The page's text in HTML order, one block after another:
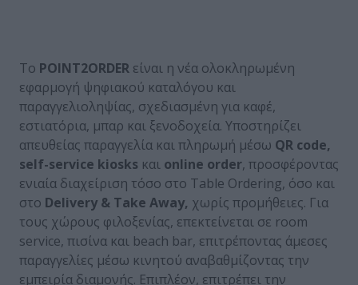
Το POINT2ORDER είναι η νέα ολοκληρωμένη
εφαρμογή ψηφιακού καταλόγου και
παραγγελιοληψίας, σχεδιασμένη για καφέ,
εστιατόρια, μπαρ και ξενοδοχεία. Υποστηρίζει
απευθείας παραγγελία και πληρωμή μέσω QR code,
self-service kiosks και online order, προσφέροντας
ενιαία διαχείριση τόσο στο Table Ordering, όσο και
στο Delivery & Take Away, χωρίς προμήθειες. Για
τους χώρους φιλοξενίας, επεκτείνεται σε room
service, πισίνα και beach bar, επιτρέποντας άμεσες
παραγγελίες μέσω κινητού αναβαθμίζοντας την
εμπειρία διαμονής. Επιπλέον, επιτρέπει την